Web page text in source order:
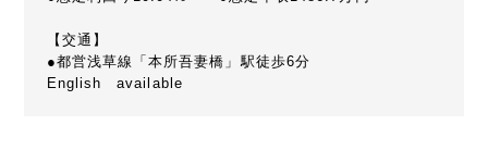
【交通】
●都営浅草線「本所吾妻橋」駅徒歩6分
English available